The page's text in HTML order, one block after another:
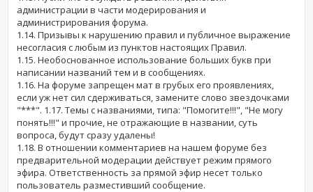
администрации в части модерирования и
администрирования форума.
1.14. Призывы к нарушению правил и публичное выражение
несогласия с любым из пунктов настоящих Правил.
1.15. Необоснованное использование больших букв при
написании названий тем и в сообщениях.
1.16. На форуме запрещен мат в грубых его проявлениях,
если уж нет сил сдерживаться, замените слово звездочками
"***". 1.17. Темы с названиями, типа: "Помогите!!!", "Не могу
понять!!!" и прочие, не отражающие в названии, суть
вопроса, будут сразу удалены!
1.18. В отношении комментариев на нашем форуме без
предварительной модерации действует режим прямого
эфира. Ответственность за прямой эфир несет только
пользователь разместивший сообщение.